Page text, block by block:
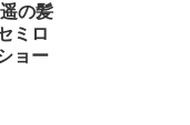
の髪
ミロ
ョー